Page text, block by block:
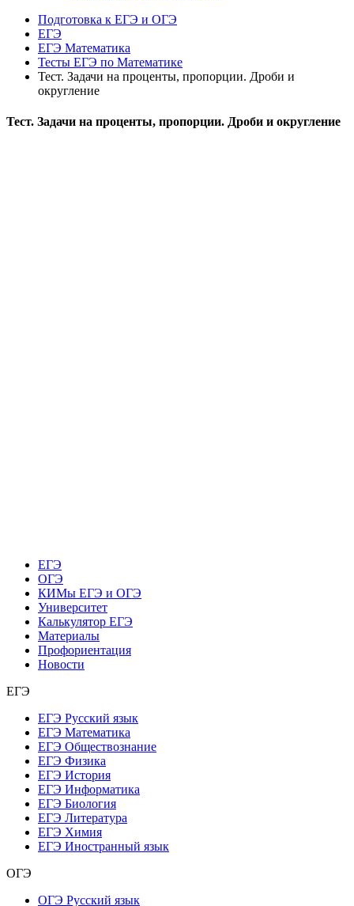
Подготовка к ЕГЭ и ОГЭ
ЕГЭ
ЕГЭ Математика
Тесты ЕГЭ по Математике
Тест. Задачи на проценты, пропорции. Дроби и
округление
Тест. Задачи на проценты, пропорции. Дроби и округление
ЕГЭ
ОГЭ
КИМы ЕГЭ и ОГЭ
Университет
Калькулятор ЕГЭ
Материалы
Профориентация
Новости
ЕГЭ
ЕГЭ Русский язык
ЕГЭ Математика
ЕГЭ Обществознание
ЕГЭ Физика
ЕГЭ История
ЕГЭ Информатика
ЕГЭ Биология
ЕГЭ Литература
ЕГЭ Химия
ЕГЭ Иностранный язык
ОГЭ
ОГЭ Русский язык